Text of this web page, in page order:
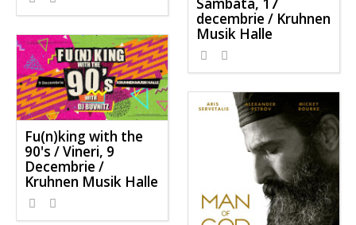
decembrie / Kruhnen
Musik Halle
Fu(n)king with the
90's / Vineri, 9
Decembrie /
Kruhnen Musik Halle